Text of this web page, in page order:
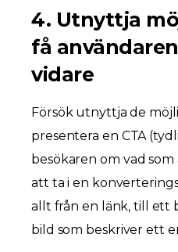
4. Utnyttja
få
vidare
Försök utnyttja de
presentera en CTA
besökaren om vad som
att ta i en
allt från en länk, till ett
bild som beskriver ett